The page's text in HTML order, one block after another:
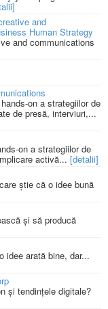
and
Human Strategy
and communications
on a strategiilor de
de presă, interviuri,...
on a strategiilor de
activă... [detalii]
știe că o idee bună
și să producă
idee arată bine, dar...
și tendințele digitale?